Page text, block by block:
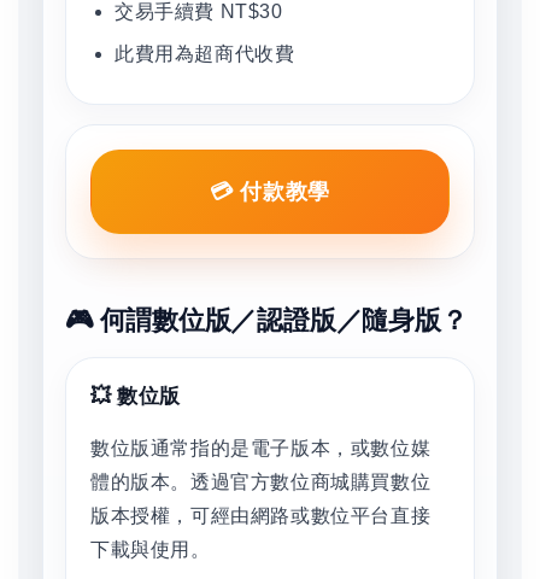
交易手續費 NT$30
此費用為超商代收費
💳 付款教學
🎮 何謂數位版／認證版／隨身版？
💥 數位版
數位版通常指的是電子版本，或數位媒
體的版本。透過官方數位商城購買數位
版本授權，可經由網路或數位平台直接
下載與使用。